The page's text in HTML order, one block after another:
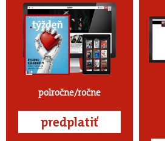
polročne/ročne
predplatiť